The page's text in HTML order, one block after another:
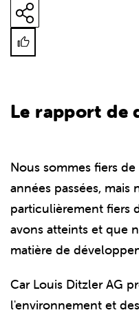
Le rapport de
Nous sommes fiers
années passées, mais
particulièrement fiers
avons atteints et que
matière de
Car Louis Ditzler AG
l'environnement et